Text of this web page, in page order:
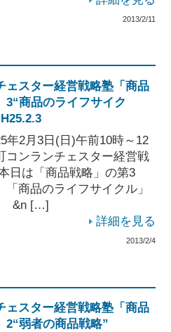
2013/2/11
ェスター経営戦略塾「商品
3“商品のライフサイク
年2月3日(日)午前10時～12
ンランチェスター経営戦
日は「商品戦略」の第3
品のライフサイクル」
[…]
詳細を見る
2013/2/4
ェスター経営戦略塾「商品
2“弱者の商品戦略”